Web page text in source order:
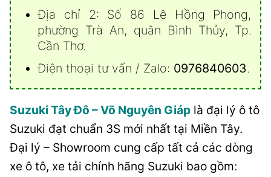
Địa chỉ 2: Số 86 Lê Hồng Phong,
phường Trà An, quận Bình Thủy, Tp.
Cần Thơ.
Điện thoại tư vấn / Zalo: 0976840603.
Suzuki Tây Đô – Võ Nguyên Giáp là đại lý ô tô
Suzuki đạt chuẩn 3S mới nhất tại Miền Tây.
Đại lý – Showroom cung cấp tất cả các dòng
xe ô tô, xe tải chính hãng Suzuki bao gồm: